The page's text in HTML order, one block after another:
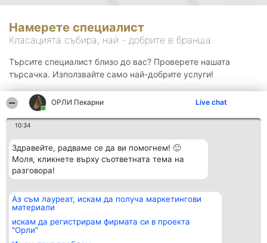
ОРЛИ Пекарни Live chat
10:34
Здравейте, радваме се да ви помогнем! 🙂
Моля, кликнете върху съответната тема на
разговора!
Аз съм лауреат, искам да получа маркетингови
материали
искам да регистрирам фирмата си в проекта
"Орли"
Намерете специалист
Класацията събира, най - добрите в бранша.
Търсите специалист близо до вас? Проверете нашата
търсачка. Използвайте само най-добрите услуги!
Организатор на
класиране
BulevardulAleea Timișul De
Sus Nr. 2, Bl. A30, Sc. A, Et.
Класация
всички
Контакти